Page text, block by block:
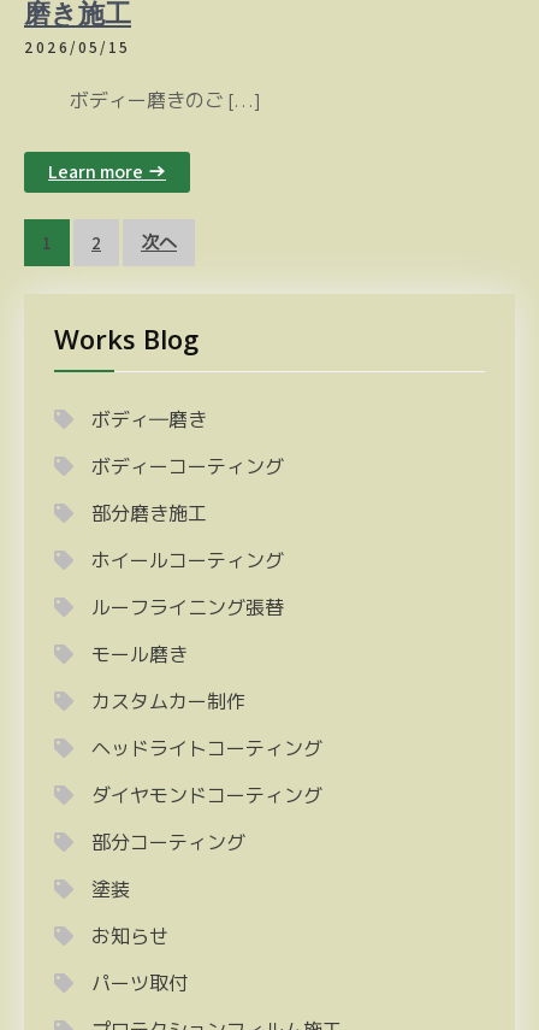
磨き施工
2026/05/15
ボディー磨きのご […]
Learn more →
投
稿
の
ペ
ジ
送
り
1 2 次へ
Works Blog
ボディ―磨き
ボディーコーティング
部分磨き施工
ホイールコーティング
ルーフライニング張替
モール磨き
カスタムカー制作
ヘッドライトコーティング
ダイヤモンドコーティング
部分コーティング
塗装
お知らせ
パーツ取付